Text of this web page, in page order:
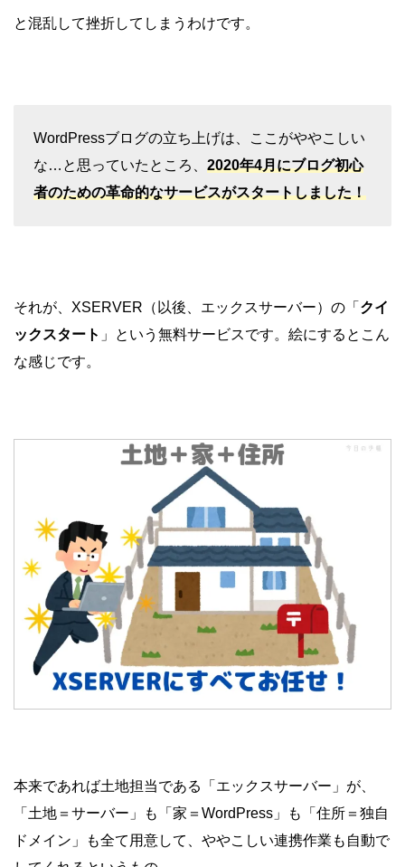
と混乱して挫折してしまうわけです。
WordPressブログの立ち上げは、ここがややこしい
な…と思っていたところ、 2020年4月にブログ初心
者のための革命的なサービスがスタートしました！
それが、XSERVER（以後、エックスサーバー）の「 クイ
ックスタート 」という無料サービスです。絵にするとこん
な感じです。
本来であれば土地担当である「エックスサーバー」が、
「土地＝サーバー」も「家＝WordPress」も「住所＝独自
ドメイン」も全て用意して、ややこしい連携作業も自動で